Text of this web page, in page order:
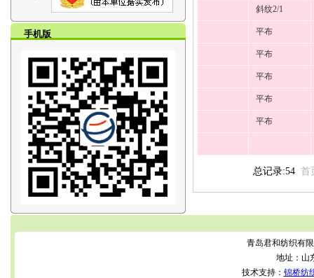
手机版
斜纹2/1
平布
平布
平布
平布
平布
总记录:54 首
青岛君和纺织有
地址：山
技术支持： 锦桥纺